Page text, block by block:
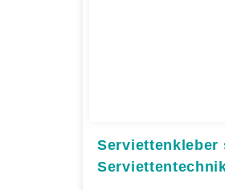
Serviettenkleber